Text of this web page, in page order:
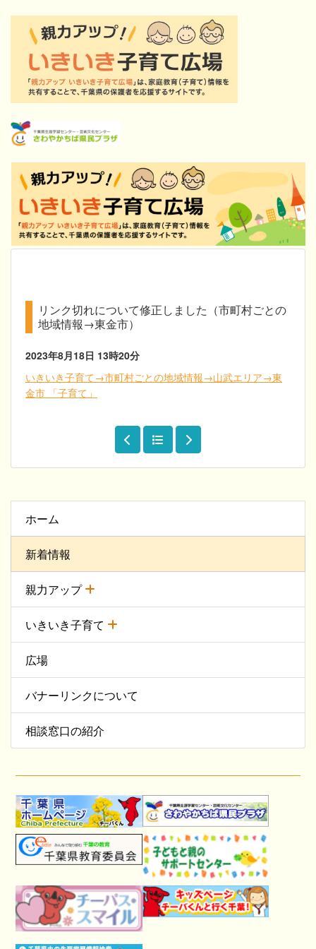
ホーム
新着情報
親力アップ
いきいき子育て
広場
バナーリンクについて
相談窓口の紹介
リンク切れについて修正しました（市町村ごとの
地域情報→東金市）
2023年8月18日 13時20分
いきいき子育て→市町村ごとの地域情報→山武エリア→東
金市 「子育て」